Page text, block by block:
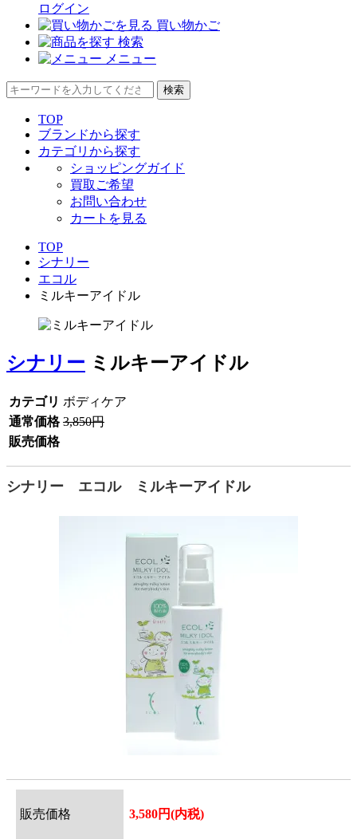
ログイン
買い物かご
検索
メニュー
検索
TOP
ブランドから探す
カテゴリから探す
ショッピングガイド
買取ご希望
お問い合わせ
カートを見る
TOP
シナリー
エコル
ミルキーアイドル
シナリー ミルキーアイドル
カテゴリ ボディケア
通常価格 3,850円
販売価格
シナリー エコル ミルキーアイドル
販売価格 3,580円(内税)